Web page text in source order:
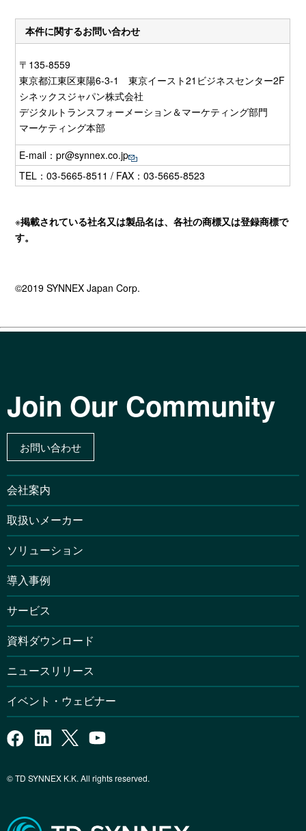
本件に関するお問い合わせ
〒135-8559
東京都江東区東陽6-3-1 東京イースト21ビジネスセンター2F
シネックスジャパン株式会社
デジタルトランスフォーメーション＆マーケティング部門
マーケティング本部
E-mail：pr@synnex.co.jp
TEL：03-5665-8511 / FAX：03-5665-8523
※掲載されている社名又は製品名は、各社の商標又は登録商標で
す。
©2019 SYNNEX Japan Corp.
Join Our Community
お問い合わせ
会社案内
取扱いメーカー
ソリューション
導入事例
サービス
資料ダウンロード
ニュースリリース
イベント・ウェビナー
© TD SYNNEX K.K. All rights reserved.